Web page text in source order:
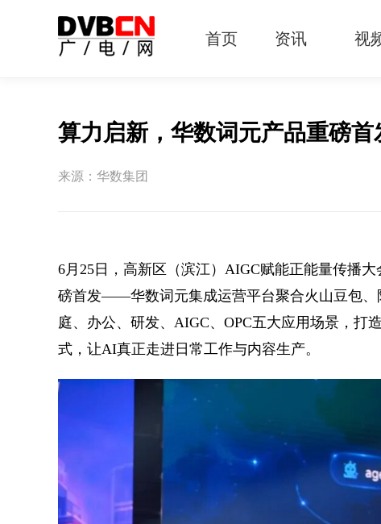
首页 资讯 视
算力启新，华数词元产品重磅首
来源：华数集团
6月25日，高新区（滨江）AIGC赋能正能量传播
磅首发——华数词元集成运营平台聚合火山豆包、
庭、办公、研发、AIGC、OPC五大应用场景，打
式，让AI真正走进日常工作与内容生产。